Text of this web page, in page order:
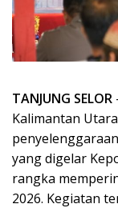
TANJUNG SELOR
Kalimantan
yang digelar
rangka
2026. Kegiatan